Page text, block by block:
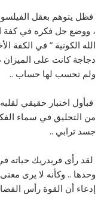
فظل يتوهم بعقل
، ووضع جل فكره في كفة
الله الكونية ” في الكفة
دجاجة كانت على
ولم تحسب لها حساب ..
فبأول اختبار حقيقي
من التحليق في سماء
جسد ترابي ..
لقد رأى فريدريك
وحدها .. وكأنه لا يرى
إدعاء أن القوة رأس